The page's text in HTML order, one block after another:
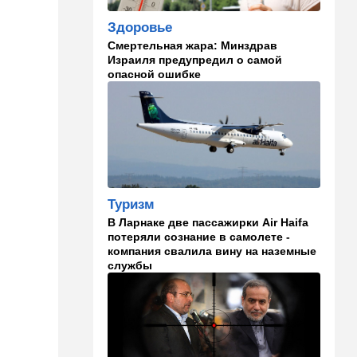
09:57 Технологии
Важнейший совет
экспертов: это может спасти
вас и вашу семью от
стремительно
распространяющейся
угрозы
Мнения
Найдено некоторое решение
09:46 Новости Украины
605 дронов за ночь: в
Ярославле горит НПЗ,
пожары в Тверской и
Курской областях
В мире
Муравейник без самцов и
рабочих: ученые нашли
"общество одних королев"
Здоровье
Смертельная жара: Минздрав
Израиля предупредил о самой
опасной ошибке
Туризм
В Ларнаке две пассажирки Air Haifa
потеряли сознание в самолете -
компания свалила вину на наземные
службы